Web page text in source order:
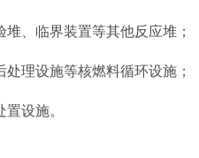
、临界装置等其他反应堆；
理设施等核燃料循环设施；
设施。